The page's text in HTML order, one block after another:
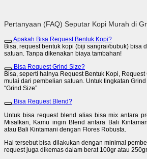
Pertanyaan (FAQ) Seputar Kopi Murah di
Apakah Bisa Request Bentuk Kopi?
Bisa, request bentuk kopi (biji sangrai/bubuk) bisa
satuan. Tanpa dikenakan biaya tambahan!
Bisa Request Grind Size?
Bisa, seperti halnya Request Bentuk Kopi,
mulai dari pembelian satuan. Untuk tingkatan
“Grind Size”
Bisa Request Blend?
Untuk bisa request blend alias bisa mix antara
Misalkan, Kamu ingin Blend antara Bali
atau Bali Kintamani dengan Flores Robusta.
Hal tersebut bisa dilakukan dengan minimal
request juga dikemas dalam berat 100gr atau